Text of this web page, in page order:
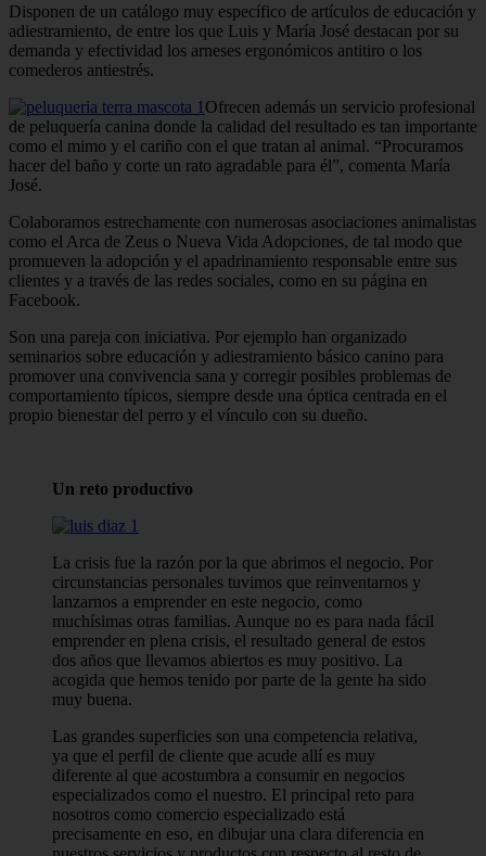
Disponen de un catálogo muy específico de artículos de educación y
adiestra­miento, de entre los que Luis y María José destacan por su
demanda y efectividad los arneses ergonómicos antitiro o los
comederos antiestrés.
Ofrecen además un servicio profesional
de peluquería canina donde la calidad del resultado es tan importante
como el mimo y el cariño con el que tratan al animal. “Procuramos
hacer del baño y corte un rato agradable para él”, comenta María
José.
Colaboramos estrechamente con numerosas asociaciones animalistas
como el Arca de Zeus o Nueva Vida Adopciones, de tal modo que
promueven la adopción y el apadrinamiento responsable entre sus
clientes y a través de las redes sociales, como en su página en
Facebook.
Son una pareja con iniciativa. Por ejemplo han organizado
seminarios sobre educación y adiestramiento básico canino para
promover una convivencia sana y corregir posibles problemas de
comportamiento típicos, siempre desde una óptica centrada en el
propio bienestar del perro y el vínculo con su dueño.
Un reto productivo
La crisis fue la razón por la que abrimos el negocio. Por
circunstancias personales tuvimos que reinventarnos y
lanzarnos a emprender en este negocio, como
muchísimas otras familias. Aunque no es para nada fácil
emprender en plena crisis, el resultado general de estos
dos años que llevamos abiertos es muy positivo. La
acogida que hemos tenido por parte de la gente ha sido
muy buena.
Las grandes superficies son una competencia relativa,
ya que el perfil de cliente que acude allí es muy
diferente al que acostumbra a consumir en negocios
especializados como el nuestro. El principal reto para
nosotros como comercio especializado está
precisamente en eso, en dibujar una clara diferencia en